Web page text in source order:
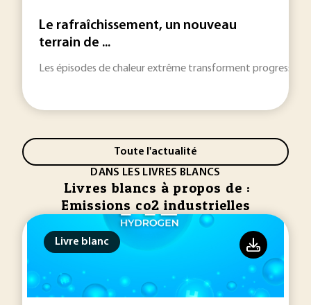
Le rafraîchissement, un nouveau
terrain de ...
Les épisodes de chaleur extrême transforment
Toute l'actualité
DANS LES LIVRES BLANCS
Livres blancs à propos de :
Emissions co2 industrielles
Livre blanc